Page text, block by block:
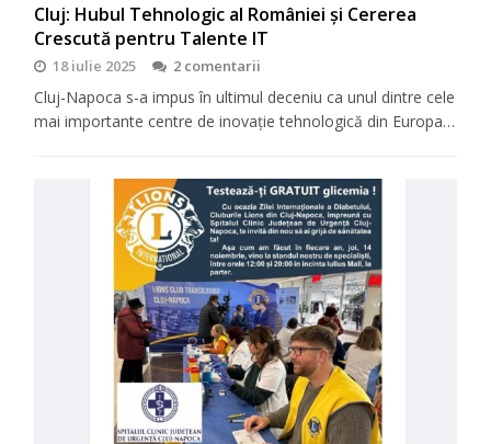
Cluj: Hubul Tehnologic al României și Cererea
Crescută pentru Talente IT
18 iulie 2025 2 comentarii
Cluj-Napoca s-a impus în ultimul deceniu ca unul dintre cele
mai importante centre de inovație tehnologică din Europa…